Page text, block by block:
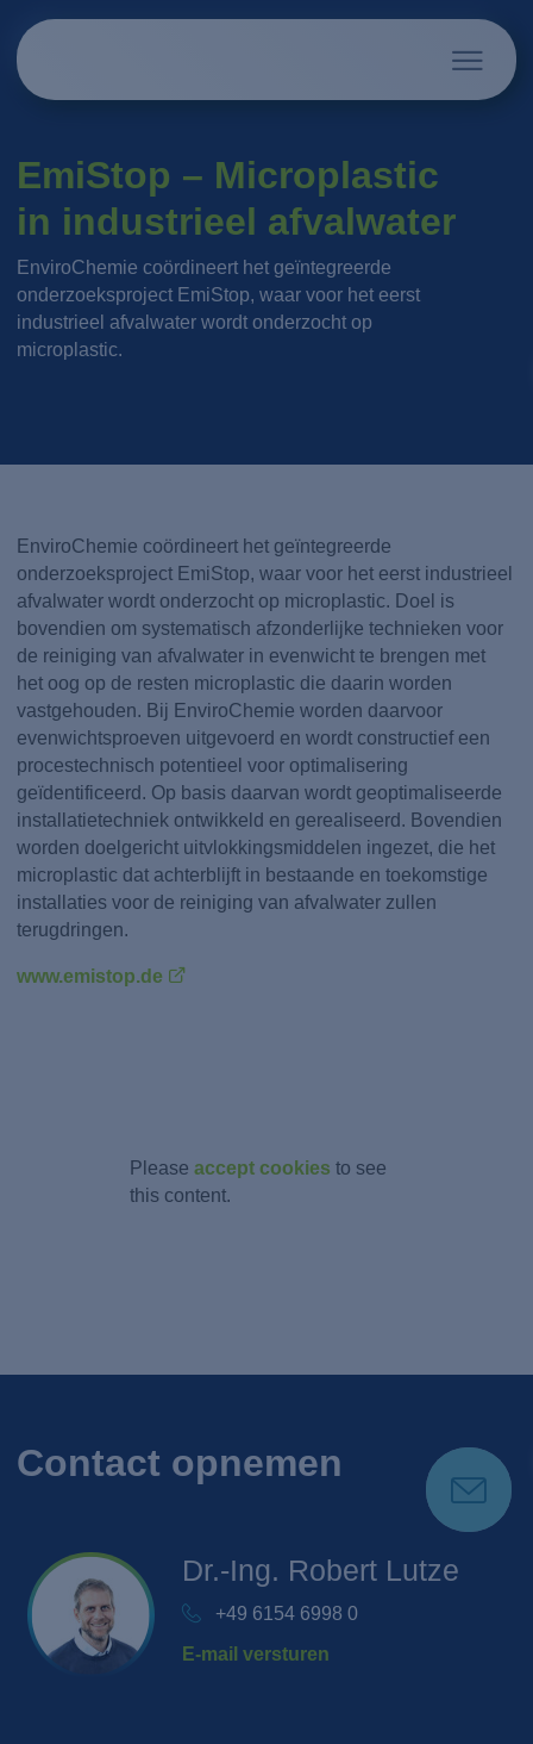
EmiStop – Microplastic
in industrieel afvalwater
EnviroChemie coördineert het geïntegreerde
onderzoeksproject EmiStop, waar voor het eerst
industrieel afvalwater wordt onderzocht op
microplastic.
EnviroChemie coördineert het geïntegreerde
onderzoeksproject EmiStop, waar voor het eerst industrieel
afvalwater wordt onderzocht op microplastic. Doel is
bovendien om systematisch afzonderlijke technieken voor
de reiniging van afvalwater in evenwicht te brengen met
het oog op de resten microplastic die daarin worden
vastgehouden. Bij EnviroChemie worden daarvoor
evenwichtsproeven uitgevoerd en wordt constructief een
procestechnisch potentieel voor optimalisering
geïdentificeerd. Op basis daarvan wordt geoptimaliseerde
installatietechniek ontwikkeld en gerealiseerd. Bovendien
worden doelgericht uitvlokkingsmiddelen ingezet, die het
microplastic dat achterblijft in bestaande en toekomstige
installaties voor de reiniging van afvalwater zullen
terugdringen.
www.emistop.de
Please accept cookies to see
this content.
Contact opnemen
Dr.-Ing. Robert Lutze
+49 6154 6998 0
E-mail versturen